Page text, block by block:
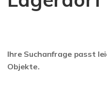
Ihre Suchanfrage passt
Objekte.